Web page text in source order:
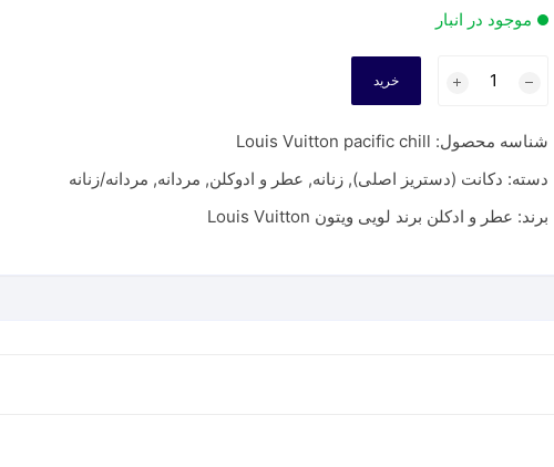
موجود در انبار
پسیفیک
(پسفیک)
|
خرید
شناسه محصول: Louis Vuitton pacific chill
دسته: دکانت (دستریز اصلی), زنانه, عطر و ادوکلن, مردانه, مردانه/زنانه
برند: عطر و ادکلن برند لویی ویتون Louis Vuitton